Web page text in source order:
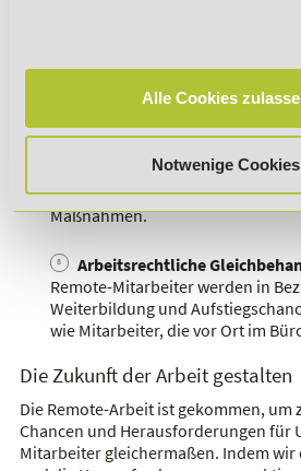
Alle Cookies
Notwenige Cookies
Kündigungs- und
Remote-Mitarbeiter sind
Kündigungs- oder
ihnen transparent und fair
Unabdingbar ist auch hier ein
Kommunikation von
Maßnahmen.
Arbeitsrechtliche
Remote-Mitarbeiter werden in
Weiterbildung und
wie Mitarbeiter, die vor Ort im
Die Zukunft der Arbeit gestalten
Die Remote-Arbeit ist gekommen,
Chancen und Herausforderungen für
Mitarbeiter gleichermaßen. Indem wir